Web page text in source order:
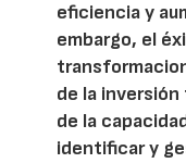
eficiencia y
embargo, el
de la
de la
identificar y